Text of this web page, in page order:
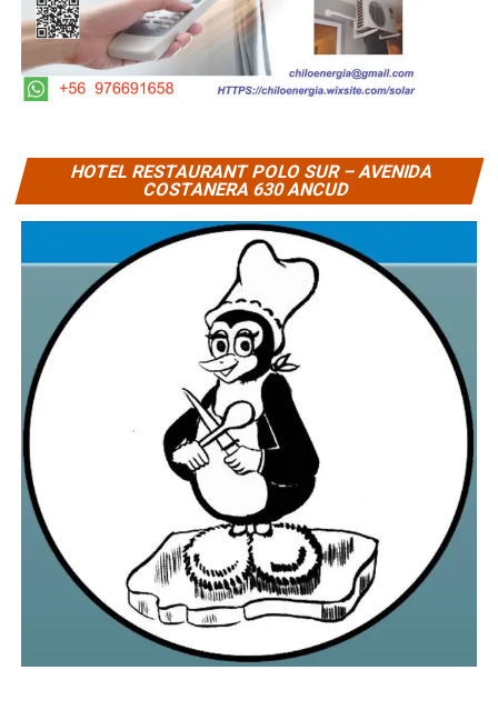
HOTEL RESTAURANT POLO SUR – AVENIDA
COSTANERA 630 ANCUD